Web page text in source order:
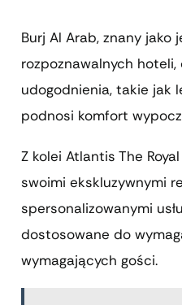
Burj Al Arab, znany jako
rozpoznawalnych
udogodnienia, takie jak
podnosi komfort
Z kolei Atlantis The
swoimi ekskluzywnymi
spersonalizowanymi
dostosowane do
wymagających gości.